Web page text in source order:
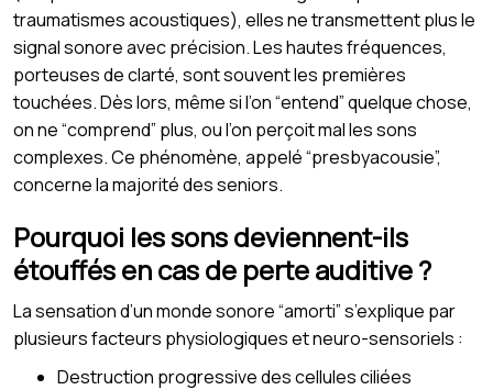
traumatismes acoustiques), elles ne transmettent plus le
signal sonore avec précision. Les hautes fréquences,
porteuses de clarté, sont souvent les premières
touchées. Dès lors, même si l’on “entend” quelque chose,
on ne “comprend” plus, ou l’on perçoit mal les sons
complexes. Ce phénomène, appelé “presbyacousie”,
concerne la majorité des seniors.
Pourquoi les sons deviennent-ils
étouffés en cas de perte auditive ?
La sensation d’un monde sonore “amorti” s’explique par
plusieurs facteurs physiologiques et neuro-sensoriels :
Destruction progressive des cellules ciliées